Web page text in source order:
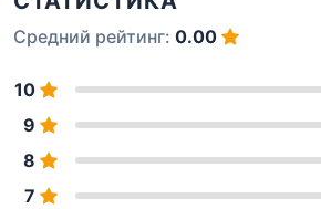
Средний рейтинг: 0.00
10
9
8
7